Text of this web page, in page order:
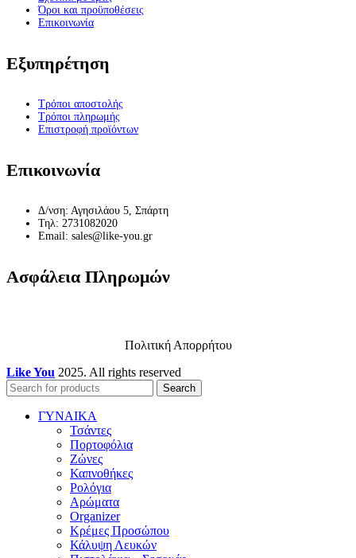
Όροι και προϋποθέσεις
Επικοινωνία
Εξυπηρέτηση
Τρόποι αποστολής
Τρόποι πληρωμής
Επιστροφή προϊόντων
Επικοινωνία
Δ/νση: Αγησιλάου 5, Σπάρτη
Τηλ: 2731082020
Email: sales@like-you.gr
Ασφάλεια Πληρωμών
Πολιτική Απορρήτου
Like You 2025. All rights reserved
Search
ΓΥΝΑΙΚΑ
Τσάντες
Πορτοφόλια
Ζώνες
Καπνοθήκες
Ρολόγια
Αρώματα
Organizer
Κρέμες Προσώπου
Κάλυψη Λευκών